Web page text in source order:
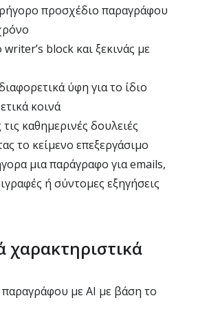
προσχέδιο παραγράφου
block και ξεκινάς με
ύφη για το ίδιο
κοινά
τις καθημερινές δουλειές
το κείμενο επεξεργάσιμο
μια παράγραφο για emails,
ή σύντομες εξηγήσεις
χαρακτηριστικά
παραγράφου με AI με βάση το